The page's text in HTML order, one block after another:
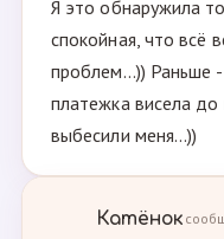
Я это обнаружила
спокойная, что всё
проблем...)) Раньше
платежка висела до
выбесили меня...))
Катёнок